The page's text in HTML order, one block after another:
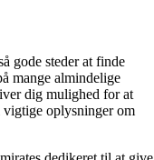
gode steder at finde
mange almindelige
dig mulighed for at
oplysninger om